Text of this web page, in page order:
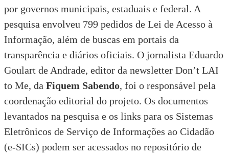
por governos municipais, estaduais e federal. A
pesquisa envolveu 799 pedidos de Lei de Acesso à
Informação, além de buscas em portais da
transparência e diários oficiais. O jornalista Eduardo
Goulart de Andrade, editor da newsletter Don’t LAI
to Me, da Fiquem Sabendo, foi o responsável pela
coordenação editorial do projeto. Os documentos
levantados na pesquisa e os links para os Sistemas
Eletrônicos de Serviço de Informações ao Cidadão
(e-SICs) podem ser acessados no repositório de